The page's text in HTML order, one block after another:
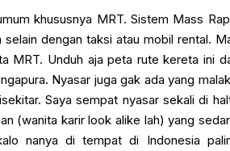
khususnya MRT. Sistem Mass
dengan taksi atau mobil rental.
MRT. Unduh aja peta rute kereta ini
Nyasar juga gak ada yang
Saya sempat nyasar sekali di
(wanita karir look alike lah) yang
nanya di tempat di Indonesia